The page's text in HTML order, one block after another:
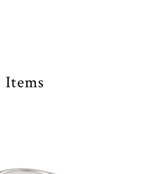
Items